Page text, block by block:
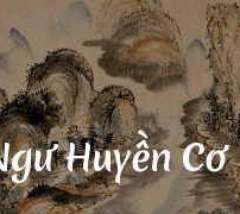
Huyền Cơ